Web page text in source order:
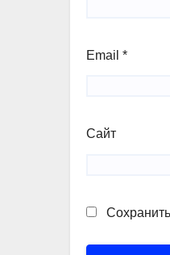
Email *
Сайт